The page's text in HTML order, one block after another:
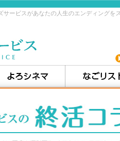
サービスがあなたの人生のエンディングを